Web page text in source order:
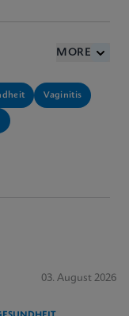
MORE
Vaginitis
03. August 2026